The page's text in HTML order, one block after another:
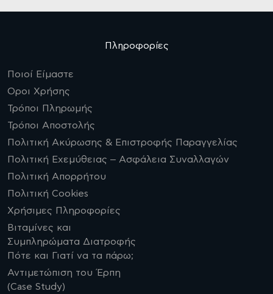
Πληροφορίες
Ποιοί Είμαστε
Οροι Χρήσης
Τρόποι Πληρωμής
Τρόποι Αποστολής
Πολιτική Ακύρωσης & Επιστροφής Παραγγελίας
Πολιτική Εχεμύθειας – Ασφάλεια Συναλλαγών
Πολιτική Απορρήτου
Πολιτική Cookies
Χρήσιμες Πληροφορίες
Βιταμίνες και
Συμπληρώματα Διατροφής
Πότε και Γιατί να τα πάρω;
Αντιμετώπιση του Έρπη
(Case Study)